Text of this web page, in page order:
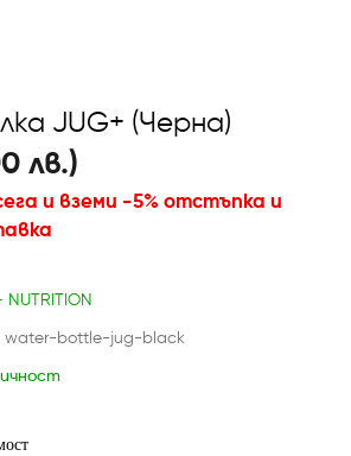
JUG+ (Черна)
лв.)
и вземи -5% отстъпка и
NUTRITION
water-bottle-jug-black